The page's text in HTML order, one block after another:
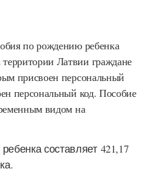
по рождению ребенка
Латвии граждане
присвоен персональный
персональный код. Пособие
видом на
составляет 421,17
.